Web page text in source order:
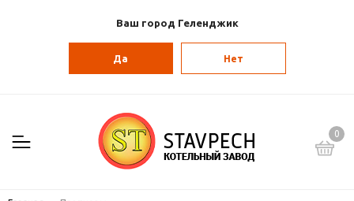
Ваш город Геленджик
Да Нет
0